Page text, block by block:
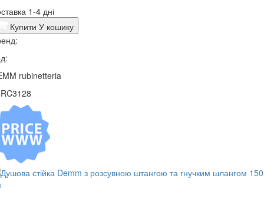
1-4 дні
Купити У кошику
rubinetteria